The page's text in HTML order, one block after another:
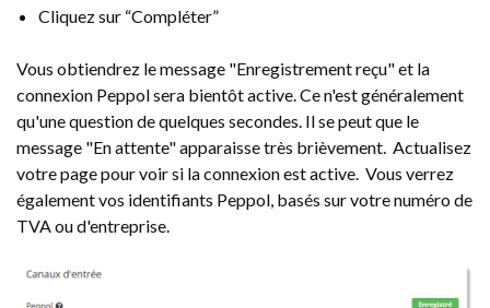
Cliquez sur “Compléter”
Vous obtiendrez le message "Enregistrement reçu" et la
connexion Peppol sera bientôt active. Ce n'est généralement
qu'une question de quelques secondes. Il se peut que le
message "En attente" apparaisse très brièvement. Actualisez
votre page pour voir si la connexion est active. Vous verrez
également vos identifiants Peppol, basés sur votre numéro de
TVA ou d'entreprise.